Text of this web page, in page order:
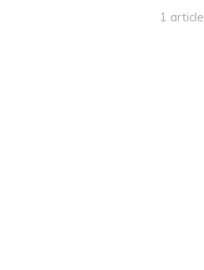
1 article